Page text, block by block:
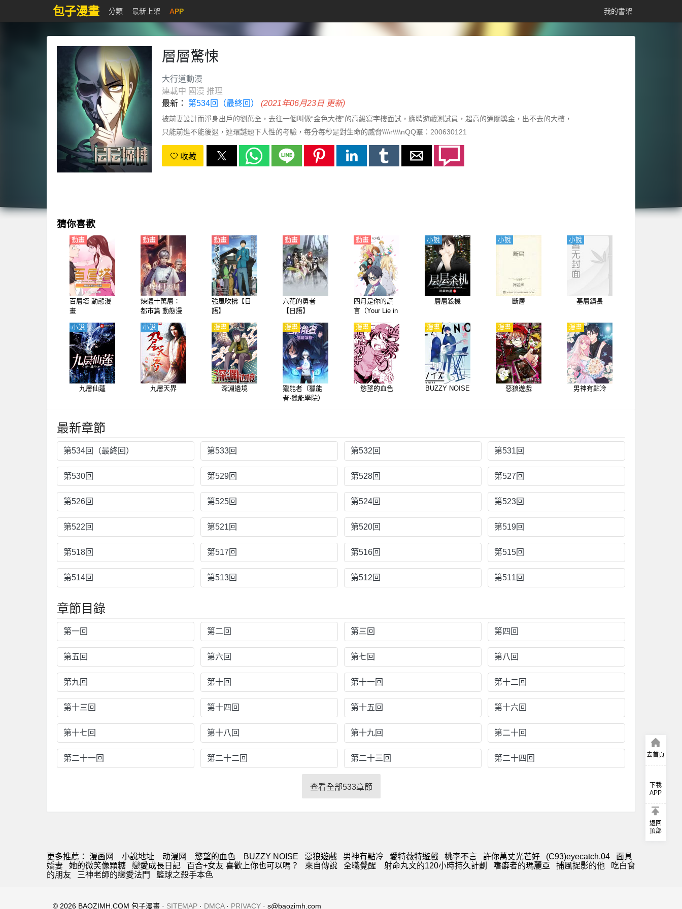
包子漫畫 分類 最新上架 APP 我的書架
層層驚悚
大行道動漫
連載中 國漫 推理
最新： 第534回（最終回） (2021年06月23日 更新)
被前妻設計而淨身出戶的劉萬全，去往一個叫做“金色大樓”的高級寫字樓面試，應聘遊戲測試員，超高的通關獎金，出不去的大樓，
只能前進不能後退，連環謎題下人性的考驗，每分每秒是對生命的威脅\\\\r\\\\nQQ羣：200630121
收藏
猜你喜歡
百層塔 動態漫
畫
動畫
煉體十萬層：
都市篇 動態漫
動畫
強風吹拂【日
語】
動畫
六花的勇者
【日語】
動畫
四月是你的謊
言（Your Lie in
語】
動畫
層層殺機
小說
斷層
小說
基層鎮長
小說
九層仙蓮
小說
九層天界
小說
深淵邊境
漫畫
獵能者（獵能
者·獵能學院）
漫畫
慾望的血色
漫畫
BUZZY NOISE
漫畫
惡狼遊戲
漫畫
男神有點冷
漫畫
最新章節
第534回（最終回） 第533回 第532回 第531回
第530回 第529回 第528回 第527回
第526回 第525回 第524回 第523回
第522回 第521回 第520回 第519回
第518回 第517回 第516回 第515回
第514回 第513回 第512回 第511回
章節目錄
第一回 第二回 第三回 第四回
第五回 第六回 第七回 第八回
第九回 第十回 第十一回 第十二回
第十三回 第十四回 第十五回 第十六回
第十七回 第十八回 第十九回 第二十回
第二十一回 第二十二回 第二十三回 第二十四回
查看全部533章節
更多推薦： 漫画网 小說地址 动漫网 慾望的血色 BUZZY NOISE 惡狼遊戲 男神有點冷 愛特薇特遊戲 桃李不言 許你萬丈光芒好 (C93)eyecatch.04
面具
嬌妻
她的微笑像顆糖 戀愛成長日記 百合+女友 喜歡上你也可以嗎？ 來自傳說 全職覺醒 射命丸文的120小時持久計劃 嗜癖者的瑪麗亞 捕風捉影的他
吃白食
的朋友
三神老師的戀愛法門 籃球之殺手本色
去首頁
下載
APP
返回
頂部
© 2026 BAOZIMH.COM 包子漫畫 · SITEMAP · DMCA· PRIVACY · s@baozimh.com